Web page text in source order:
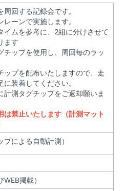
周回する記録会です。
レーンで実施します。
イムを参考に、2組に分けさせて
ます
チップを使用し、周回毎のラッ
ップを配布いたしますので、走
装着してください。
計測タグチップをご返却願いま
は禁止いたします（計測マット
による自動計測）
掲載）